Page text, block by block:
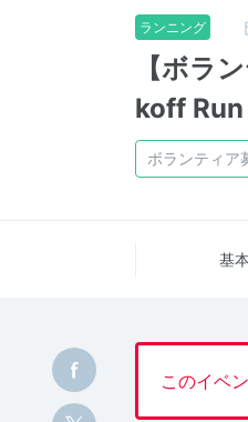
ランニング
【ボラ
koff
ボランティア
基
このイベ